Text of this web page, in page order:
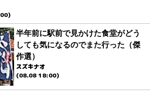
半年前に駅前で見かけた食堂がどう
しても気になるのでまた行った（傑
作選）
スズキナオ
(08.08 18:00)